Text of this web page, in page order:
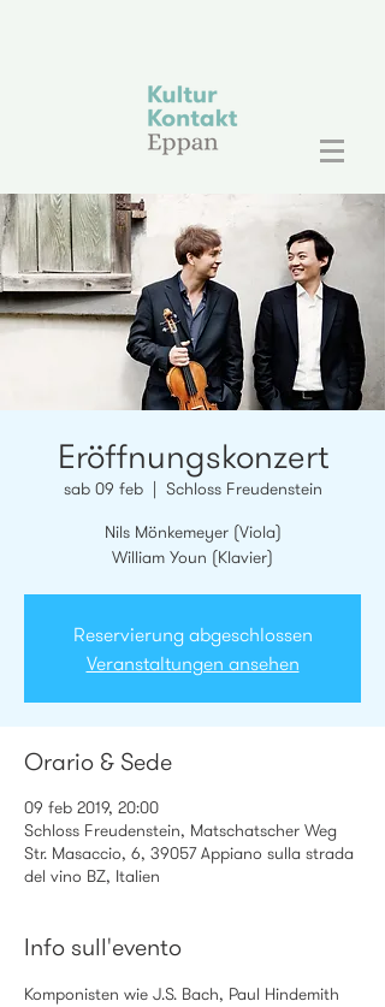
Eröffnungskonzert
sab 09 feb
  |
Schloss Freudenstein
Nils Mönkemeyer (Viola)
William Youn (Klavier)
Reservierung abgeschlossen
Veranstaltungen ansehen
Orario & Sede
09 feb 2019, 20:00
Schloss Freudenstein, Matschatscher Weg
Str. Masaccio, 6, 39057 Appiano sulla strada
del vino BZ, Italien
Info sull'evento
Komponisten wie J.S. Bach, Paul Hindemith